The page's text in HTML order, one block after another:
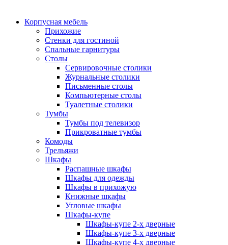
Корпусная мебель
Прихожие
Стенки для гостиной
Спальные гарнитуры
Столы
Сервировочные столики
Журнальные столики
Письменные столы
Компьютерные столы
Туалетные столики
Тумбы
Тумбы под телевизор
Прикроватные тумбы
Комоды
Трельяжи
Шкафы
Распашные шкафы
Шкафы для одежды
Шкафы в прихожую
Книжные шкафы
Угловые шкафы
Шкафы-купе
Шкафы-купе 2-x дверные
Шкафы-купе 3-х дверные
Шкафы-купе 4-х дверные